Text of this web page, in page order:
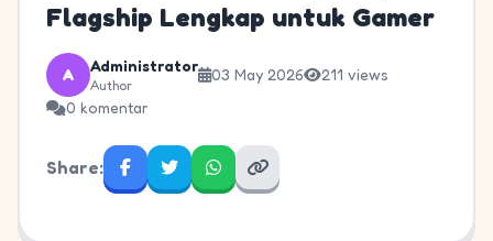
Flagship Lengkap untuk Gamer
A Administrator
Author
03 May 2026
211 views
0 komentar
Share: